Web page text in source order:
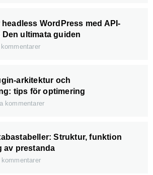
WordPress med API-
ultimata guiden
arkitektur och
tips för optimering
kommentarer
Struktur, funktion
av prestanda
kommentarer